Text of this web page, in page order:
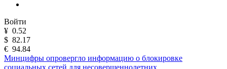
Войти
¥ 0.52
$ 82.17
€ 94.84
Минцифры опровергло информацию о блокировке
социальных сетей для несовершеннолетних